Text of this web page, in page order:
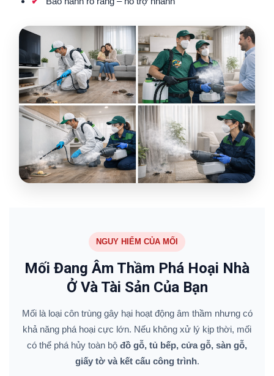
NGUY HIỂM CỦA MỐI
Mối Đang Âm Thầm Phá Hoại Nhà
Ở Và Tài Sản Của Bạn
Mối là loại côn trùng gây hại hoạt động âm thầm nhưng có
khả năng phá hoại cực lớn. Nếu không xử lý kịp thời, mối
có thể phá hủy toàn bộ đồ gỗ, tủ bếp, cửa gỗ, sàn gỗ,
giấy tờ và kết cấu công trình.